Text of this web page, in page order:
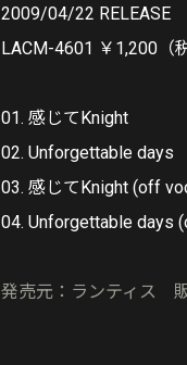
2009/04/22 RELEASE
LACM-4601 ￥1,200（
01. 感じてKnight
02. Unforgettable days
03. 感じてKnight (off
04. Unforgettable days
発売元：ランティス